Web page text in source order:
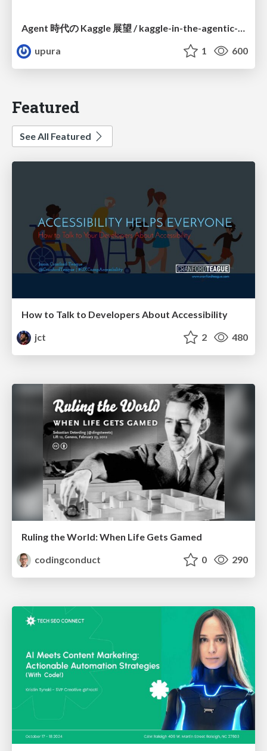
upura
1 600
Featured
See All Featured
How to Talk to Developers About Accessibility
jct
2 480
Ruling the World: When Life Gets Gamed
codingconduct
0 290